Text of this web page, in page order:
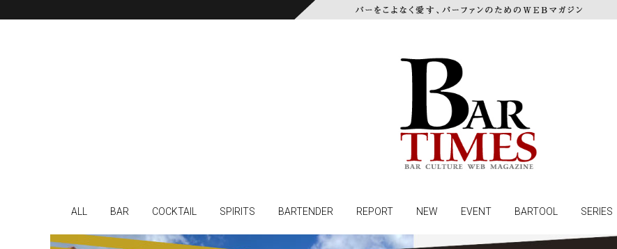
ALL BAR COCKTAIL SPIRITS BARTENDER REPORT NEW EVENT BARTOOL SERIES